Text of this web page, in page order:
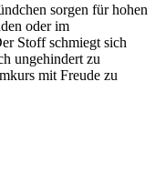
sorgen für hohen
oder im
Stoff schmiegt sich
ungehindert zu
mit Freude zu